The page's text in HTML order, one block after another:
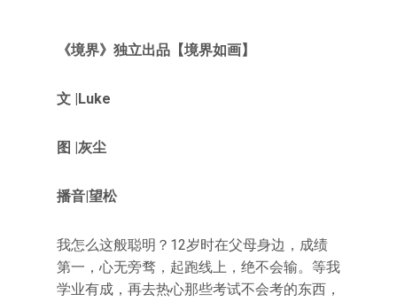
《境界》独立出品 【境界如画】
文 |Luke
图 |灰尘
播音|望松
我怎么这般聪明？12岁时在父母身边，成绩
第一，心无旁骛，起跑线上，绝不会输。等我
学业有成，再去热心那些考试不会考的东西，